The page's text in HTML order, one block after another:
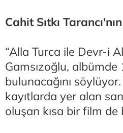
Cahit Sıtkı
“Alla Turca ile Devr-i
Gamsızoğlu, albümde
bulunacağını
kayıtlarda yer alan
oluşan kısa bir film de